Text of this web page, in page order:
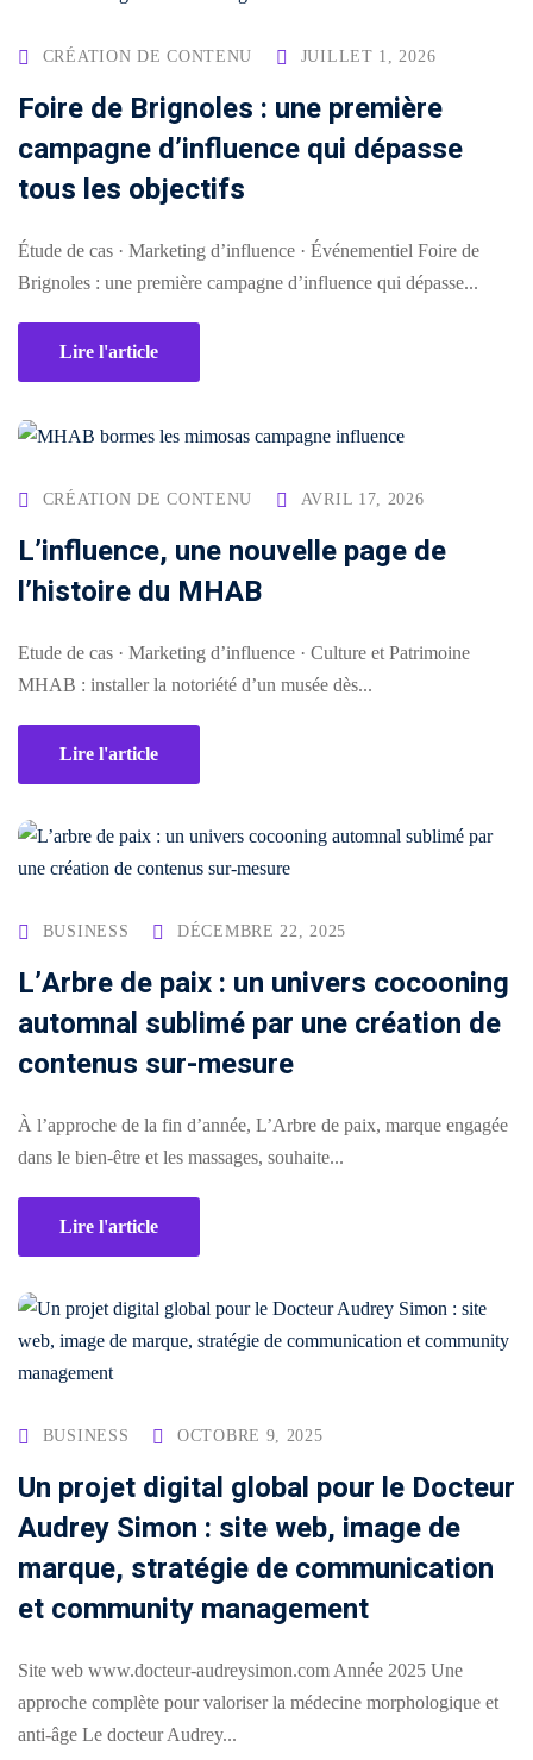
Comment
une
formation
Pédagogie
vidéo
BRANDING
& DESIGN
Création
logo
Charte
graphique
brand
guideline
Déclinaison
print
digital
Identité
visuelle
✨
&
évolution
d’image
ACQUISITION
PRODUCTION
& SUPPORTS
ANALYTIQUE
DIGITAL
& WEB
Création
site
vitrine
commerce
💻
Landing
pages
&
tunnels
conversion
Maintenance,
hébergement
&
suivi
& PACKS
Maintenance,
&
suivi
Packs
création
web
Packs
CRÉATION DE CONTENU JUILLET 1, 2026
Foire de Brignoles : une première
campagne d’influence qui dépasse
tous les objectifs
Étude de cas · Marketing d’influence · Événementiel Foire de
Brignoles : une première campagne d’influence qui dépasse...
Lire l'article
CRÉATION DE CONTENU AVRIL 17, 2026
L’influence, une nouvelle page de
l’histoire du MHAB
Etude de cas · Marketing d’influence · Culture et Patrimoine
MHAB : installer la notoriété d’un musée dès...
Lire l'article
BUSINESS DÉCEMBRE 22, 2025
L’Arbre de paix : un univers cocooning
automnal sublimé par une création de
contenus sur-mesure
À l’approche de la fin d’année, L’Arbre de paix, marque engagée
dans le bien-être et les massages, souhaite...
Lire l'article
BUSINESS OCTOBRE 9, 2025
Un projet digital global pour le Docteur
Audrey Simon : site web, image de
marque, stratégie de communication
et community management
Site web www.docteur-audreysimon.com Année 2025 Une
approche complète pour valoriser la médecine morphologique et
anti-âge Le docteur Audrey...